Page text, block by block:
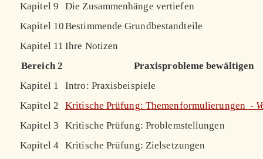
Kapitel 9
Die Zusammenhänge vertiefen
Kapitel 10Bestimmende Grundbestandteile
Kapitel 11 Ihre Notizen
Bereich 2
Praxisprobleme bewältigen
Kapitel 1
Intro: Praxisbeispiele
Kapitel 2
Kritische Prüfung: Themenformulierungen -
Kapitel 3
Kritische Prüfung: Problemstellungen
Kapitel 4 Kritische Prüfung: Zielsetzungen